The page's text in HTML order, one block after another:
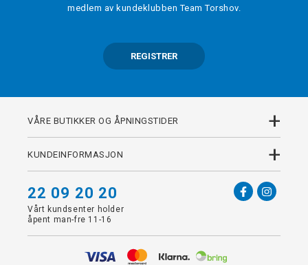
medlem av kundeklubben Team Torshov.
REGISTRER
VÅRE BUTIKKER OG ÅPNINGSTIDER +
KUNDEINFORMASJON +
22 09 20 20
Vårt kundsenter holder
åpent man-fre 11-16